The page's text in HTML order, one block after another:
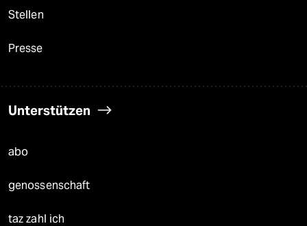
Stellen
Presse
Unterstützen
abo
genossenschaft
taz zahl ich